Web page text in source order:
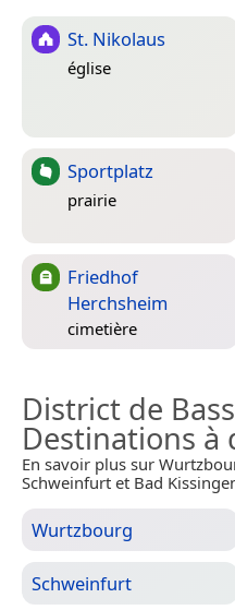
St. Nikolaus
église
Sportplatz
prairie
Friedhof
Herchsheim
cimetière
District de
Destinations à
En savoir plus sur
Schweinfurt et Bad
Wurtzbourg
Schweinfurt